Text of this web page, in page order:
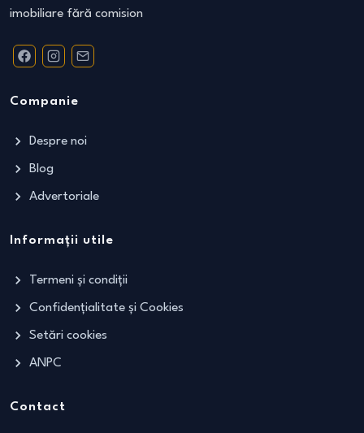
imobiliare fără comision
Companie
Despre noi
Blog
Advertoriale
Informații utile
Termeni și condiții
Confidențialitate și Cookies
Setări cookies
ANPC
Contact